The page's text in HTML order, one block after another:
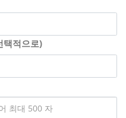
택적으로)